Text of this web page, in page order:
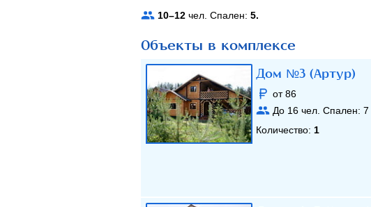
10–12 чел. Спален: 5.
Объекты в комплексе
Дом №3 (Артур)
от 86
До 16 чел. Спален: 7
Количество: 1